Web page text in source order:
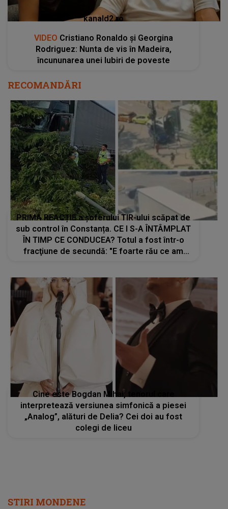
kanald2.ro
VIDEO Cristiano Ronaldo și Georgina
Rodriguez: Nunta de vis în Madeira,
încununarea unei Iubiri de poveste
RECOMANDĂRI
PRIMA REACȚIE a şoferului TIR-ului scăpat de
sub control în Constanța. CE I S-A ÎNTÂMPLAT
ÎN TIMP CE CONDUCEA? Totul a fost într-o
fracţiune de secundă: "E foarte rău ce am
Cine este Bogdan Mihai, tenorul care
interpretează versiunea simfonică a piesei
„Analog”, alături de Delia? Cei doi au fost
colegi de liceu
STIRI MONDENE